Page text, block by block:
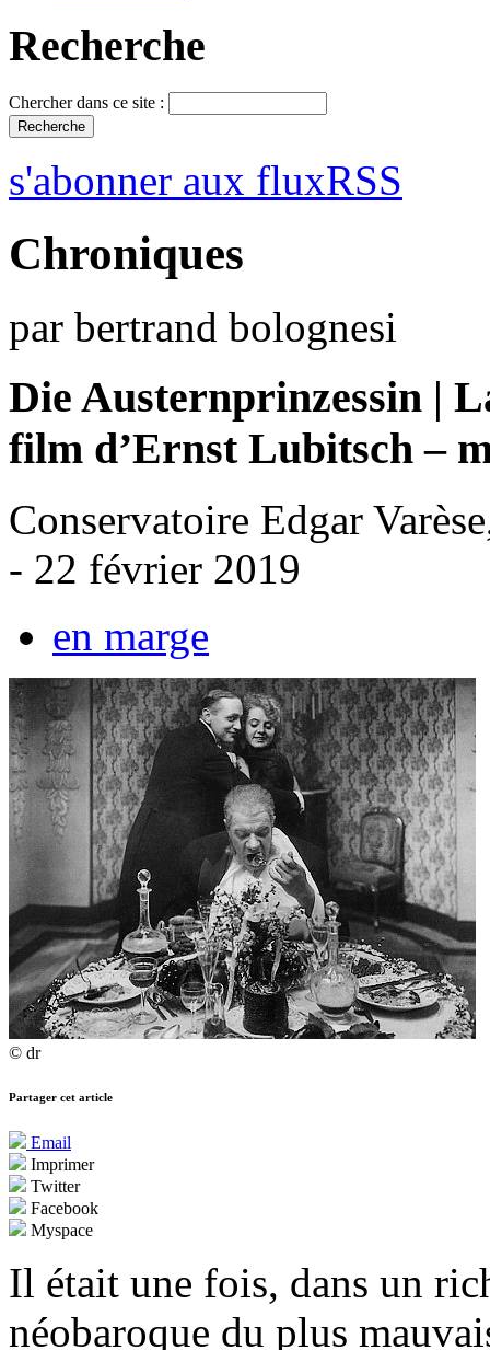
Recherche
Chercher dans ce site :
s'abonner aux fluxRSS
Chroniques
par bertrand bolognesi
Die Austernprinzessin |
film d’Ernst Lubitsch –
Conservatoire Edgar
- 22 février 2019
en marge
© dr
Partager cet article
Email
Imprimer
Twitter
Facebook
Myspace
Il était une fois, dans un
néobaroque du plus